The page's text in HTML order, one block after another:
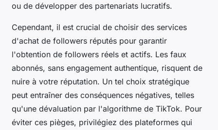
ou de développer des partenariats lucratifs.
Cependant, il est crucial de choisir des services
d'achat de followers réputés pour garantir
l'obtention de followers réels et actifs. Les faux
abonnés, sans engagement authentique, risquent de
nuire à votre réputation. Un tel choix stratégique
peut entraîner des conséquences négatives, telles
qu'une dévaluation par l'algorithme de TikTok. Pour
éviter ces pièges, privilégiez des plateformes qui